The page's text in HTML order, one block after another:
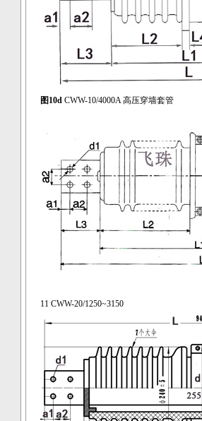
图10dCWW-10/4000A 高压穿墙套管
11 CWW-20/1250~3150